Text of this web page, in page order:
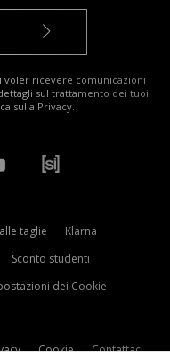
voler ricevere comunicazioni
sul trattamento dei tuoi
sulla Privacy.
taglie
Klarna
Sconto studenti
dei Cookie
Cookie Contattaci